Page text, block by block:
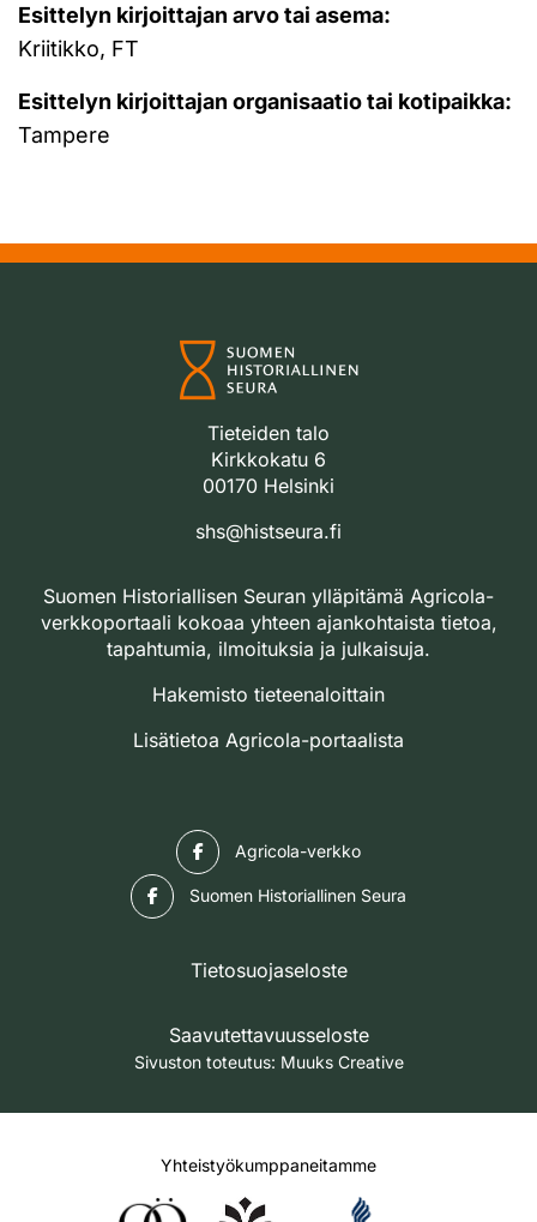
Esittelyn kirjoittajan arvo tai asema:
Kriitikko, FT
Esittelyn kirjoittajan organisaatio tai kotipaikka:
Tampere
Tieteiden talo
Kirkkokatu 6
00170 Helsinki
shs@histseura.fi
Suomen Historiallisen Seuran ylläpitämä Agricola-
verkkoportaali kokoaa yhteen ajankohtaista tietoa,
tapahtumia, ilmoituksia ja julkaisuja.
Hakemisto tieteenaloittain
Lisätietoa Agricola-portaalista
Agricola-verkko
Suomen Historiallinen Seura
Tietosuojaseloste
Saavutettavuusseloste
Sivuston toteutus: Muuks Creative
Yhteistyökumppaneitamme